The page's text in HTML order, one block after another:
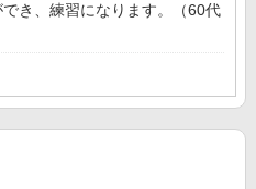
き、練習になります。（60代